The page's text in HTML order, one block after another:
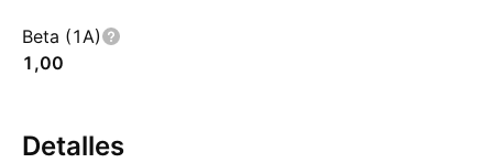
Beta (1A)
1,00
Detalles